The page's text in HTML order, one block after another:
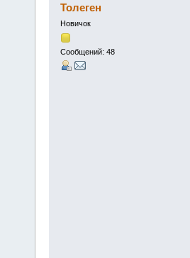
Толеген
Новичок
Сообщений: 48